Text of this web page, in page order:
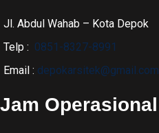
Jl. Abdul Wahab – Kota Depok
Telp : 0851-8327-8991
Email : depokarsitek@gmail.com
Jam Operasional